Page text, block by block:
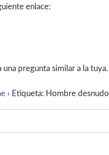
enlace:
pregunta similar a la tuya.
› Etiqueta: Hombre desnudo